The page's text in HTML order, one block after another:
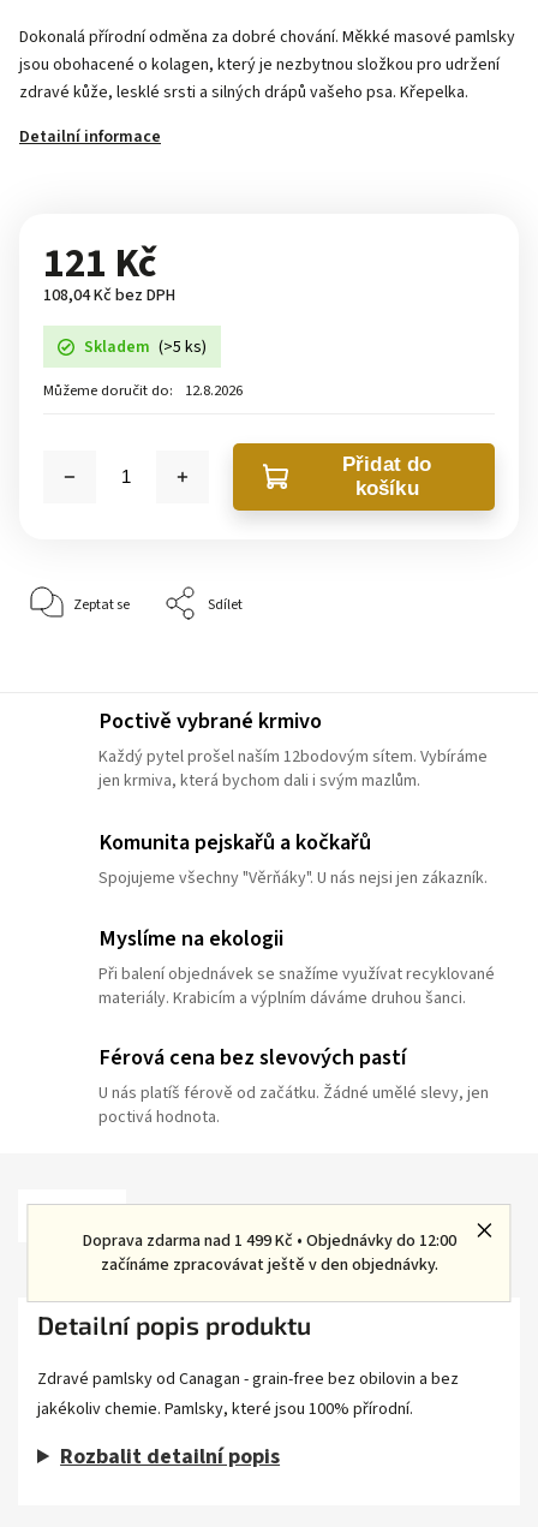
Doprava zdarma nad 1 499 Kč • Objednávky do 12:00
začínáme zpracovávat ještě v den objednávky.
Dokonalá přírodní odměna za dobré chování. Měkké masové pamlsky
jsou obohacené o kolagen, který je nezbytnou složkou pro udržení
zdravé kůže, lesklé srsti a silných drápů vašeho psa. Křepelka.
Detailní informace
121 Kč
108,04 Kč bez DPH
Skladem (>5 ks)
Můžeme doručit do: 12.8.2026
Přidat do
košíku
Zeptat se Sdílet
Poctivě vybrané krmivo
Každý pytel prošel naším 12bodovým sítem. Vybíráme
jen krmiva, která bychom dali i svým mazlům.
Komunita pejskařů a kočkařů
Spojujeme všechny "Věrňáky". U nás nejsi jen zákazník.
Myslíme na ekologii
Při balení objednávek se snažíme využívat recyklované
materiály. Krabicím a výplním dáváme druhou šanci.
Férová cena bez slevových pastí
U nás platíš férově od začátku. Žádné umělé slevy, jen
poctivá hodnota.
Diskuze
Detailní popis produktu
Zdravé pamlsky od Canagan - grain-free bez obilovin a bez
jakékoliv chemie. Pamlsky, které jsou 100% přírodní.
Rozbalit detailní popis